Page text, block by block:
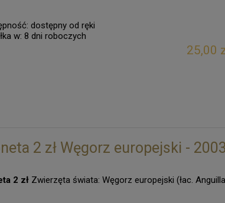
dostępny od ręki
w: 8 dni roboczych
25,00
2 zł Węgorz europejski -
2 zł Zwierzęta świata: Węgorz europejski (łac.